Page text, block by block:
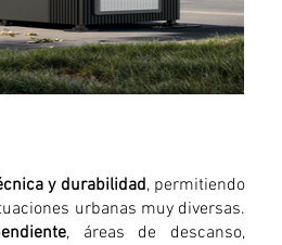
y durabilidad, permitiendo
urbanas muy diversas.
, áreas de descanso,